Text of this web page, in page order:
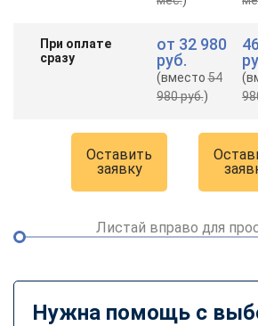
При оплате
сразу
от 32 980
руб.
(вместо54
980 руб.)
Оставить
заявку
Листай вправо для
Нужна помощь с